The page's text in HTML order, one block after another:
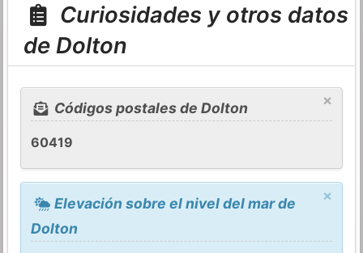
Curiosidades y otros datos
de Dolton
×
Códigos postales de Dolton
60419
×
Elevación sobre el nivel del mar de
Dolton